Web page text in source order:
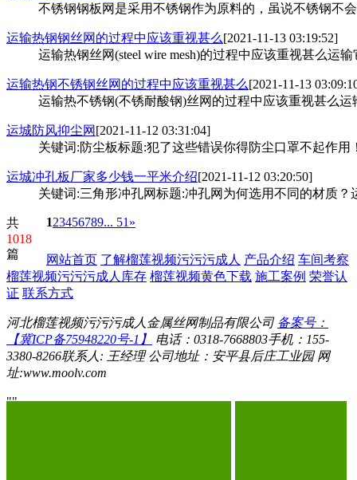
不锈钢钢板网是采用不锈钢作为原料的，虽说不锈钢不会生
运输热钢钢丝网的过程中应该重视甚么[2021-11-13 03:19:52]
运输热钢丝网(steel wire mesh)的过程中应该重视甚么运输
运输热钢不锈钢丝网的过程中应该重视甚么[2021-11-13
运输热不锈钢(不锈耐酸钢)丝网的过程中应该重视甚么运
运城防风抑尘网 [2021-11-12 03:31:04]
关键词:防尘板标题:犯了这些错误你得防尘口罩不起作用
运城冲孔板厂家多少钱一平米介绍[2021-11-12 03:20:50]
关键词:三角形冲孔网标题:冲孔网为何选用不同的材质
共
1018
篇
123456789... 51 »
网站首页 了解榴莲视频污污污成人 产品介绍 车间考察
榴莲视频污污污成人库存 榴莲视频黄色下载 施工案例 荣誉认
证 联系方式
河北榴莲视频污污污成人金属丝网制品有限公司 备案号：
【冀ICP备75948220号-1】
电话：0318-7668803手机：155-
3380-8266联系人: 王经理 公司地址：安平县后庄工业园 网
址:www.moolv.com